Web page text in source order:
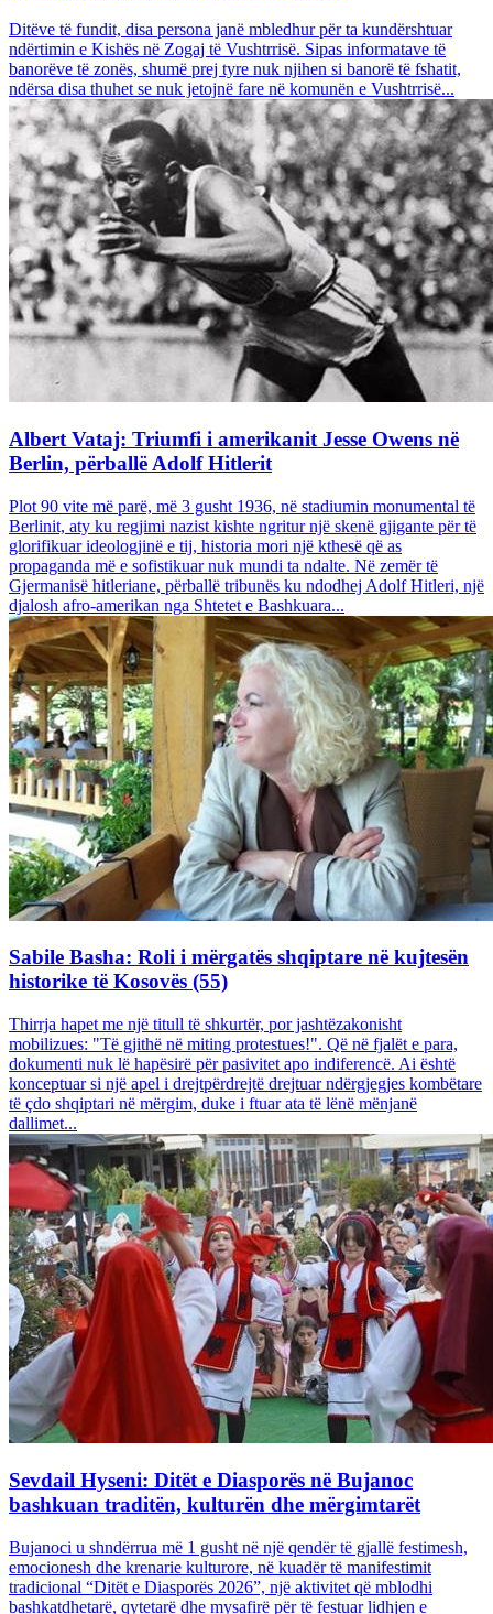
Ditëve të fundit, disa persona janë mbledhur për ta kundërshtuar
ndërtimin e Kishës në Zogaj të Vushtrrisë. Sipas informatave të
banorëve të zonës, shumë prej tyre nuk njihen si banorë të fshatit,
ndërsa disa thuhet se nuk jetojnë fare në komunën e Vushtrrisë...
Albert Vataj: Triumfi i amerikanit Jesse Owens në
Berlin, përballë Adolf Hitlerit
Plot 90 vite më parë, më 3 gusht 1936, në stadiumin monumental të
Berlinit, aty ku regjimi nazist kishte ngritur një skenë gjigante për të
glorifikuar ideologjinë e tij, historia mori një kthesë që as
propaganda më e sofistikuar nuk mundi ta ndalte. Në zemër të
Gjermanisë hitleriane, përballë tribunës ku ndodhej Adolf Hitleri, një
djalosh afro-amerikan nga Shtetet e Bashkuara...
Sabile Basha: Roli i mërgatës shqiptare në kujtesën
historike të Kosovës (55)
Thirrja hapet me një titull të shkurtër, por jashtëzakonisht
mobilizues: "Të gjithë në miting protestues!". Që në fjalët e para,
dokumenti nuk lë hapësirë për pasivitet apo indiferencë. Ai është
konceptuar si një apel i drejtpërdrejtë drejtuar ndërgjegjes kombëtare
të çdo shqiptari në mërgim, duke i ftuar ata të lënë mënjanë
dallimet...
Sevdail Hyseni: Ditët e Diasporës në Bujanoc
bashkuan traditën, kulturën dhe mërgimtarët
Bujanoci u shndërrua më 1 gusht në një qendër të gjallë festimesh,
emocionesh dhe krenarie kulturore, në kuadër të manifestimit
tradicional “Ditët e Diasporës 2026”, një aktivitet që mblodhi
bashkatdhetarë, qytetarë dhe mysafirë për të festuar lidhjen e